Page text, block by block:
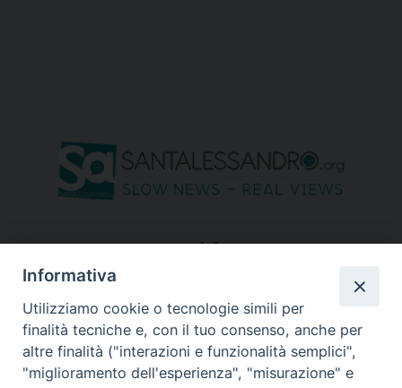
seguici su
Informativa
Utilizziamo cookie o tecnologie simili per
finalità tecniche e, con il tuo consenso, anche per
altre finalità ("interazioni e funzionalità semplici",
"miglioramento dell'esperienza", "misurazione" e